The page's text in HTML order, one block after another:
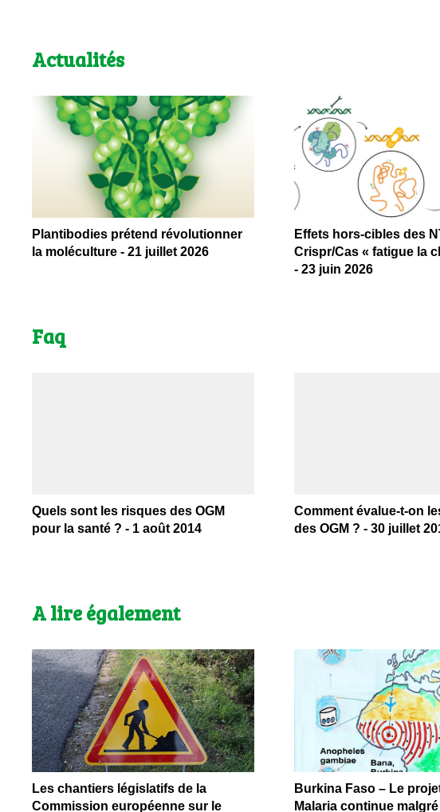
Actualités
Plantibodies prétend révolutionner
la moléculture - 21 juillet 2026
Effets hors-cibles des
Crispr/Cas « fatigue la
- 23 juin 2026
Faq
Quels sont les risques des OGM
pour la santé ? - 1 août 2014
Comment évalue-t-on
des OGM ? - 30 juillet
A lire également
Les chantiers législatifs de la
Commission européenne sur le
Burkina Faso – Le
Malaria continue